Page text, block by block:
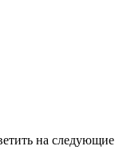
на следующие